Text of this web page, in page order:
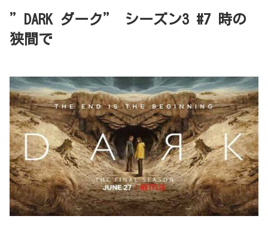
”DARK ダーク” シーズン3 #7 時の
狭間で